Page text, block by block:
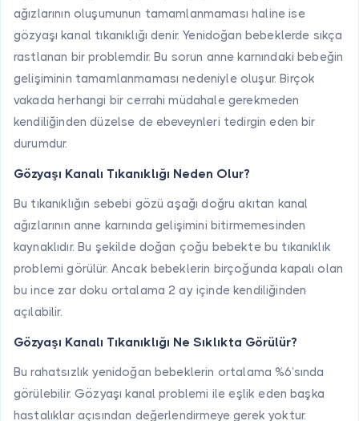
ağızlarının oluşumunun tamamlanmaması haline ise
gözyaşı kanal tıkanıklığı denir. Yenidoğan bebeklerde sıkça
rastlanan bir problemdir. Bu sorun anne karnındaki bebeğin
gelişiminin tamamlanmaması nedeniyle oluşur. Birçok
vakada herhangi bir cerrahi müdahale gerekmeden
kendiliğinden düzelse de ebeveynleri tedirgin eden bir
durumdur.
Gözyaşı Kanalı Tıkanıklığı Neden Olur?
Bu tıkanıklığın sebebi gözü aşağı doğru akıtan kanal
ağızlarının anne karnında gelişimini bitirmemesinden
kaynaklıdır. Bu şekilde doğan çoğu bebekte bu tıkanıklık
problemi görülür. Ancak bebeklerin birçoğunda kapalı olan
bu ince zar doku ortalama 2 ay içinde kendiliğinden
açılabilir.
Gözyaşı Kanalı Tıkanıklığı Ne Sıklıkta Görülür?
Bu rahatsızlık yenidoğan bebeklerin ortalama %6’sında
görülebilir. Gözyaşı kanal problemi ile eşlik eden başka
hastalıklar açısından değerlendirmeye gerek yoktur.